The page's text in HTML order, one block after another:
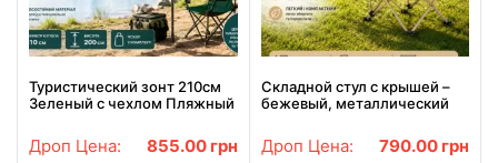
Туристический зонт 210см
Зеленый с чехлом Пляжный
износостойкой
водоотталкивающей ткани
Дроп Цена: 855.00 грн
Складной стул с крышей –
бежевый, металлический
82×54 см
Дроп Цена: 790.00 грн